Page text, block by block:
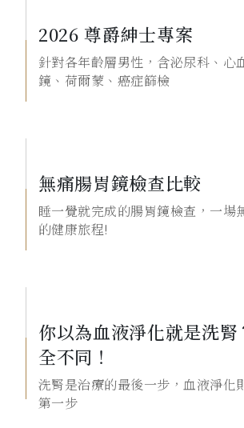
2026 尊爵紳士專案
針對各年齡層男性，含泌尿科、心
鏡、荷爾蒙、癌症篩檢
無痛腸胃鏡檢查比較
睡一覺就完成的腸胃鏡檢查，一場
的健康旅程!
你以為血液淨化就是洗腎
全不同！
洗腎是治療的最後一步，血液淨化
第一步